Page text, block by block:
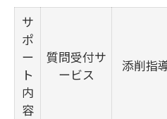
サ
ポ
ー
ト
内
容
質問受付サ
ービス
添削指